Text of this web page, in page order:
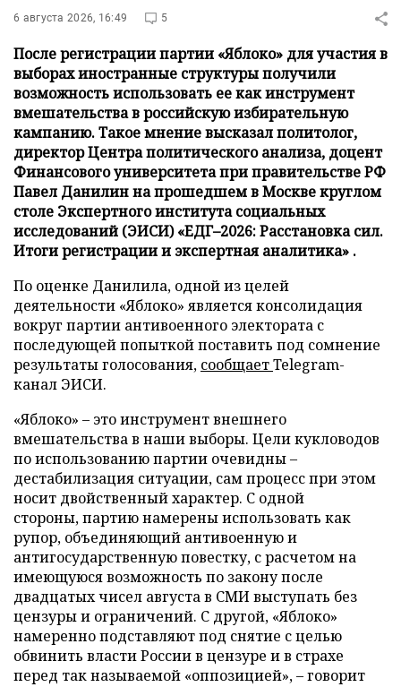
6 августа 2026, 16:49 5
После регистрации партии «Яблоко» для участия в
выборах иностранные структуры получили
возможность использовать ее как инструмент
вмешательства в российскую избирательную
кампанию. Такое мнение высказал политолог,
директор Центра политического анализа, доцент
Финансового университета при правительстве РФ
Павел Данилин на прошедшем в Москве круглом
столе Экспертного института социальных
исследований (ЭИСИ) «ЕДГ–2026: Расстановка сил.
Итоги регистрации и экспертная аналитика» .
По оценке Данилила, одной из целей
деятельности «Яблоко» является консолидация
вокруг партии антивоенного электората с
последующей попыткой поставить под сомнение
результаты голосования, сообщаетTelegram-
канал ЭИСИ.
«Яблоко» – это инструмент внешнего
вмешательства в наши выборы. Цели кукловодов
по использованию партии очевидны –
дестабилизация ситуации, сам процесс при этом
носит двойственный характер. С одной
стороны, партию намерены использовать как
рупор, объединяющий антивоенную и
антигосударственную повестку, с расчетом на
имеющуюся возможность по закону после
двадцатых чисел августа в СМИ выступать без
цензуры и ограничений. С другой, «Яблоко»
намеренно подставляют под снятие с целью
обвинить власти России в цензуре и в страхе
перед так называемой «оппозицией», – говорит